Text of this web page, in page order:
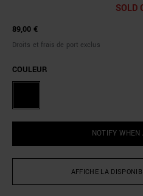
SOLD
89,00 €
Droits et frais de port exclus
COULEUR
NOTIFY
AFFICHE LA